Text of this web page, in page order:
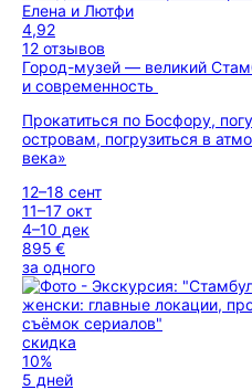
Елена и Лютфи
4,92
12 отзывов
Город-музей — великий
и современность
Прокатиться по Босфору,
островам, погрузиться в
века»
12–18 сент
11–17 окт
4–10 дек
895 €
за одного
скидка
10%
5 дней